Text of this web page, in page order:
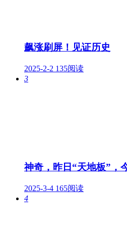
飙涨刷屏！见证历史
2025-2-2 135阅读
3
神奇，昨日“天地板”，
2025-3-4 165阅读
4